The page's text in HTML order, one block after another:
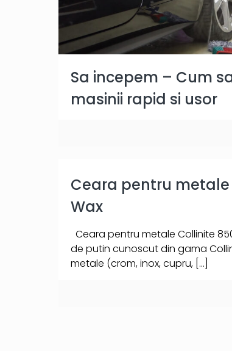
Sa incepem – Cum
masinii rapid si usor
Ceara pentru
Wax
Ceara pentru metale Collinite
de putin cunoscut din gama
metale (crom, inox, cupru,[…]